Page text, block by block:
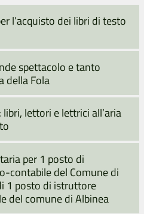
l’acquisto dei libri di testo
spettacolo e tanto
della Fola
libri, lettori e lettrici all’aria
per 1 posto di
contabile del Comune di
1 posto di istruttore
del comune di Albinea